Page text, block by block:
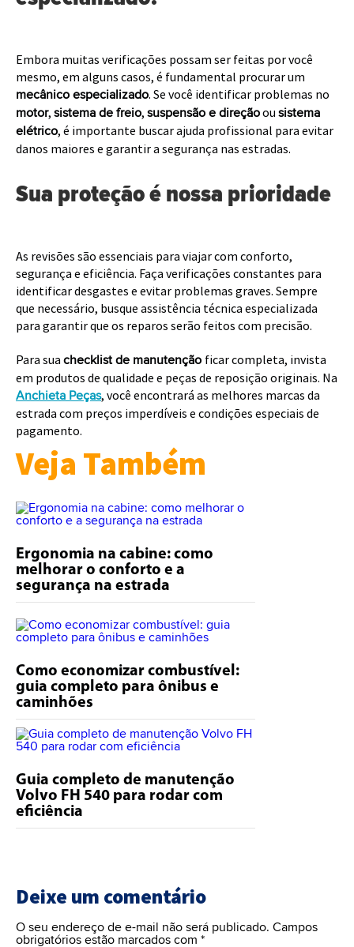
Embora muitas verificações possam ser feitas por você
mesmo, em alguns casos, é fundamental procurar um
mecânico especializado. Se você identificar problemas no
motor, sistema de freio, suspensão e direçãoou sistema
elétrico, é importante buscar ajuda profissional para evitar
danos maiores e garantir a segurança nas estradas.
Sua proteção é nossa prioridade
As revisões são essenciais para viajar com conforto,
segurança e eficiência. Faça verificações constantes para
identificar desgastes e evitar problemas graves. Sempre
que necessário, busque assistência técnica especializada
para garantir que os reparos serão feitos com precisão.
Para sua checklist de manutenção ficar completa, invista
em produtos de qualidade e peças de reposição originais. Na
Anchieta Peças, você encontrará as melhores marcas da
estrada com preços imperdíveis e condições especiais de
pagamento.
Veja Também
Ergonomia na cabine: como
melhorar o conforto e a
segurança na estrada
Como economizar combustível:
guia completo para ônibus e
caminhões
Guia completo de manutenção
Volvo FH 540 para rodar com
eficiência
Deixe um comentário
O seu endereço de e-mail não será publicado. Campos
obrigatórios estão marcados com *